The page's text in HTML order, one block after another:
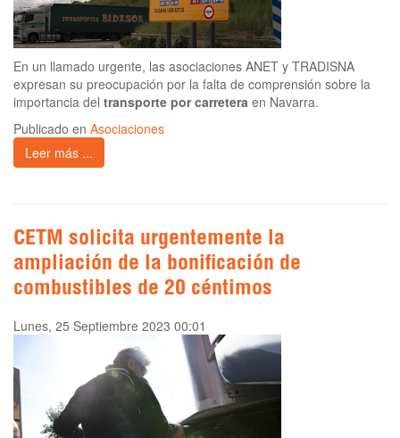
En un llamado urgente, las asociaciones ANET y TRADISNA
expresan su preocupación por la falta de comprensión sobre la
importancia del transporte por carretera en Navarra.
Publicado en Asociaciones
Leer más ...
CETM solicita urgentemente la
ampliación de la bonificación de
combustibles de 20 céntimos
Lunes, 25 Septiembre 2023 00:01